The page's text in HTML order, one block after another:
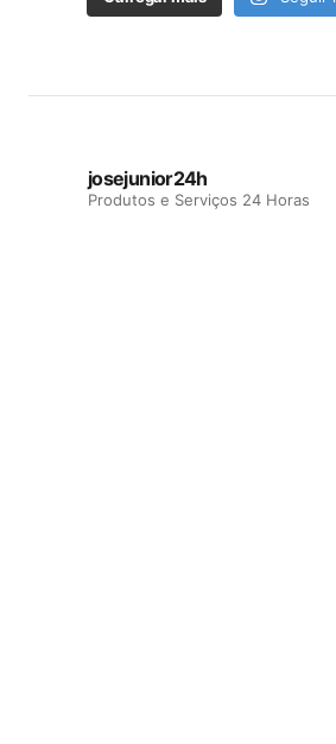
josejunior24h
Produtos e Serviços 24 Horas